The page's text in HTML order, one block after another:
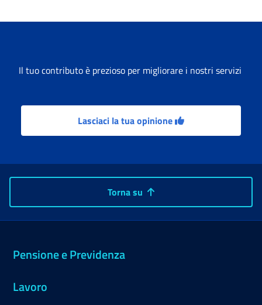
Il tuo contributo è prezioso per migliorare i nostri servizi
Lasciaci la tua opinione
Torna su
Pensione e Previdenza
Lavoro